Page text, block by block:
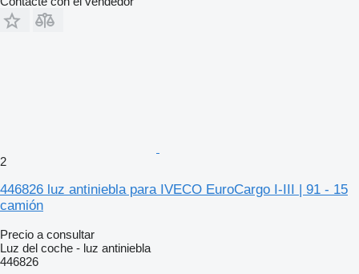
2
446826 luz antiniebla para IVECO EuroCargo I-III | 91 - 15
camión
Precio a consultar
Luz del coche - luz antiniebla
446826